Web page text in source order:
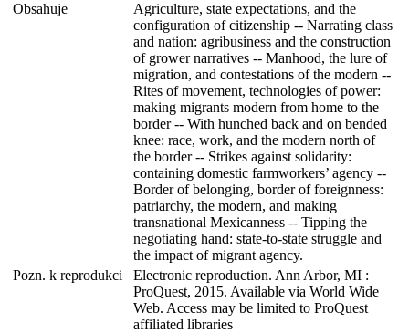
Obsahuje
Agriculture, state expectations, and the
configuration of citizenship -- Narrating class
and nation: agribusiness and the construction
of grower narratives -- Manhood, the lure of
migration, and contestations of the modern --
Rites of movement, technologies of power:
making migrants modern from home to the
border -- With hunched back and on bended
knee: race, work, and the modern north of
the border -- Strikes against solidarity:
containing domestic farmworkers’ agency --
Border of belonging, border of foreignness:
patriarchy, the modern, and making
transnational Mexicanness -- Tipping the
negotiating hand: state-to-state struggle and
the impact of migrant agency.
Pozn. k reprodukci
Electronic reproduction. Ann Arbor, MI :
ProQuest, 2015. Available via World Wide
Web. Access may be limited to ProQuest
affiliated libraries